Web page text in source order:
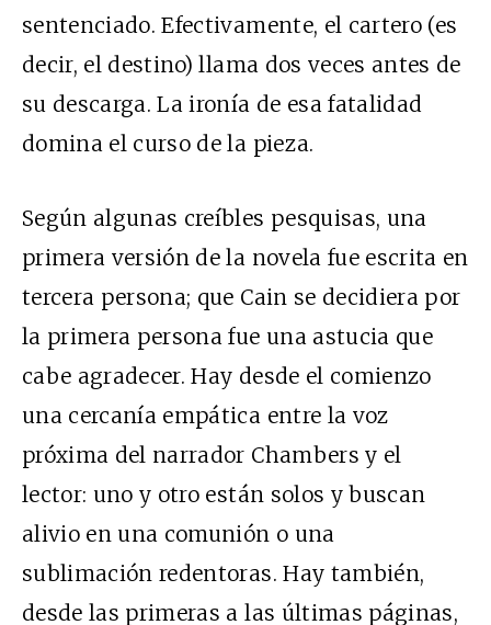
sentenciado. Efectivamente, el cartero (es
decir, el destino) llama dos veces antes de
su descarga. La ironía de esa fatalidad
domina el curso de la pieza.
Según algunas creíbles pesquisas, una
primera versión de la novela fue escrita en
tercera persona; que Cain se decidiera por
la primera persona fue una astucia que
cabe agradecer. Hay desde el comienzo
una cercanía empática entre la voz
próxima del narrador Chambers y el
lector: uno y otro están solos y buscan
alivio en una comunión o una
sublimación redentoras. Hay también,
desde las primeras a las últimas páginas,